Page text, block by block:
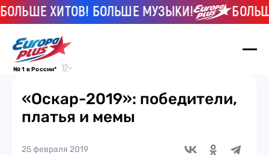
ХИТОВ! БОЛЬШЕ МУЗЫКИ! БОЛЬШЕ
№ 1 в России*
«Оскар-2019»: победители,
платья и мемы
25 февраля 2019